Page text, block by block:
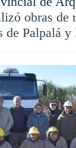
obras de
de Palpalá y